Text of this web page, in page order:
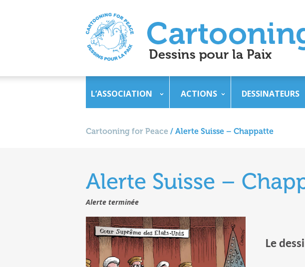
L’ASSOCIATION ACTIONS DESSINATEURS
Cartooning for Peace / Alerte Suisse – Chappatte
Alerte Suisse –
Alerte terminée
Le